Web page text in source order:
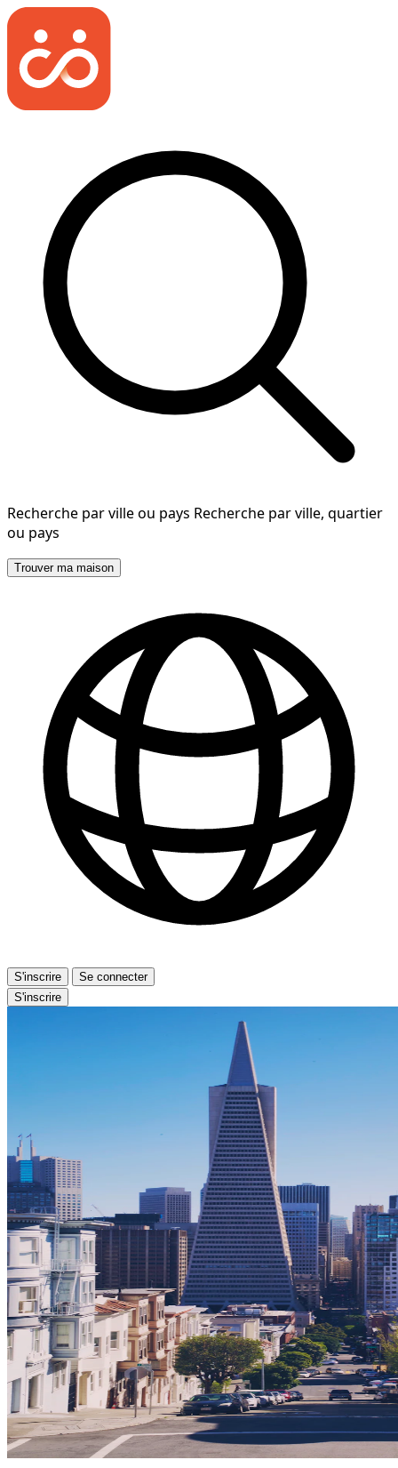
Recherche par ville ou pays Recherche par ville, quartier
ou pays
Trouver ma maison
S'inscrire
Se connecter
S'inscrire